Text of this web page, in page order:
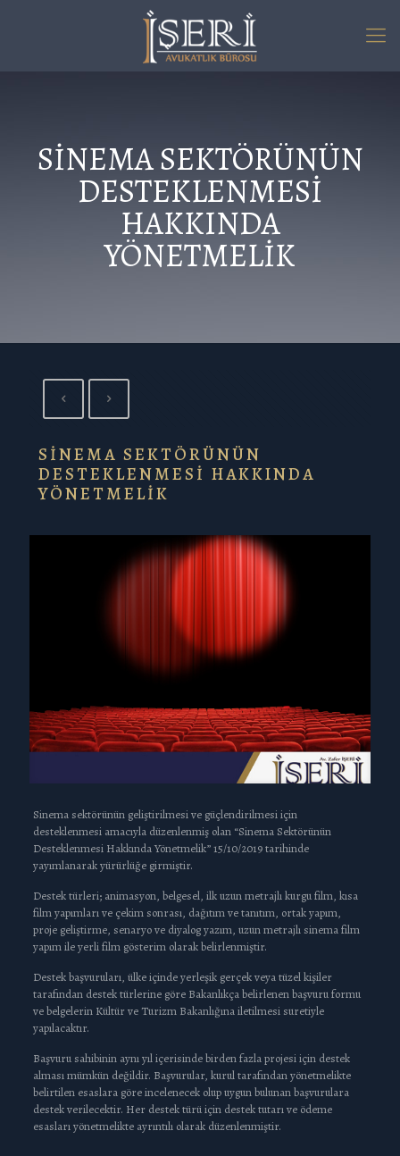
SİNEMA SEKTÖRÜNÜN
DESTEKLENMESİ
HAKKINDA
YÖNETMELİK
SİNEMA SEKTÖRÜNÜN
DESTEKLENMESİ HAKKINDA
YÖNETMELİK
Sinema sektörünün geliştirilmesi ve güçlendirilmesi için
desteklenmesi amacıyla düzenlenmiş olan “Sinema Sektörünün
Desteklenmesi Hakkında Yönetmelik” 15/10/2019 tarihinde
yayımlanarak yürürlüğe girmiştir.
Destek türleri; animasyon, belgesel, ilk uzun metrajlı kurgu film, kısa
film yapımları ve çekim sonrası, dağıtım ve tanıtım, ortak yapım,
proje geliştirme, senaryo ve diyalog yazım, uzun metrajlı sinema film
yapım ile yerli film gösterim olarak belirlenmiştir.
Destek başvuruları, ülke içinde yerleşik gerçek veya tüzel kişiler
tarafından destek türlerine göre Bakanlıkça belirlenen başvuru formu
ve belgelerin Kültür ve Turizm Bakanlığına iletilmesi suretiyle
yapılacaktır.
Başvuru sahibinin aynı yıl içerisinde birden fazla projesi için destek
alması mümkün değildir. Başvurular, kurul tarafından yönetmelikte
belirtilen esaslara göre incelenecek olup uygun bulunan başvurulara
destek verilecektir. Her destek türü için destek tutarı ve ödeme
esasları yönetmelikte ayrıntılı olarak düzenlenmiştir.